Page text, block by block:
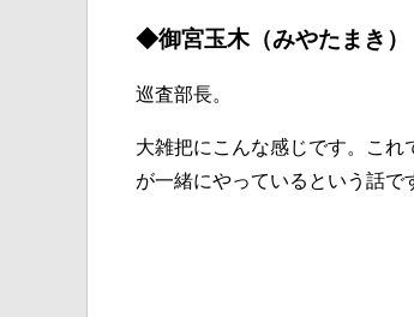
◆御宮玉木（みやたまき）
巡査部長。
大雑把にこんな感じです。こ
が一緒にやっているという話で